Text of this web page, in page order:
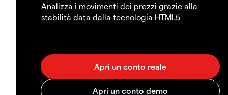
Analizza i movimenti dei prezzi grazie alla
stabilità data dalla tecnologia HTML5